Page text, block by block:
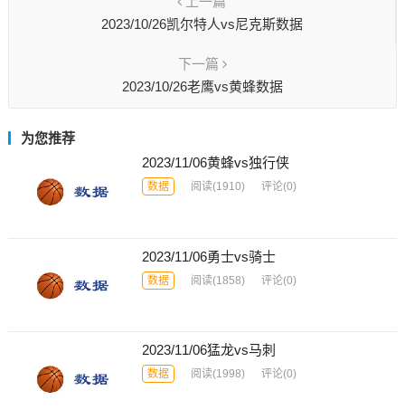
2023/10/26凯尔特人vs尼克斯数据
下一篇
2023/10/26老鹰vs黄蜂数据
为您推荐
2023/11/06黄蜂vs独行侠
数据 阅读(1910) 评论(0)
2023/11/06勇士vs骑士
数据 阅读(1858) 评论(0)
2023/11/06猛龙vs马刺
数据 阅读(1998) 评论(0)